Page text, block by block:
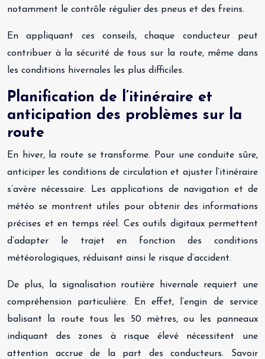
notamment le contrôle régulier des pneus et des freins.
En appliquant ces conseils, chaque conducteur peut
contribuer à la sécurité de tous sur la route, même dans
les conditions hivernales les plus difficiles.
Planification de l’itinéraire et
anticipation des problèmes sur la
route
En hiver, la route se transforme. Pour une conduite sûre,
anticiper les conditions de circulation et ajuster l’itinéraire
s’avère nécessaire. Les applications de navigation et de
météo se montrent utiles pour obtenir des informations
précises et en temps réel. Ces outils digitaux permettent
d’adapter le trajet en fonction des conditions
météorologiques, réduisant ainsi le risque d’accident.
De plus, la signalisation routière hivernale requiert une
compréhension particulière. En effet, l’engin de service
balisant la route tous les 50 mètres, ou les panneaux
indiquant des zones à risque élevé nécessitent une
attention accrue de la part des conducteurs. Savoir